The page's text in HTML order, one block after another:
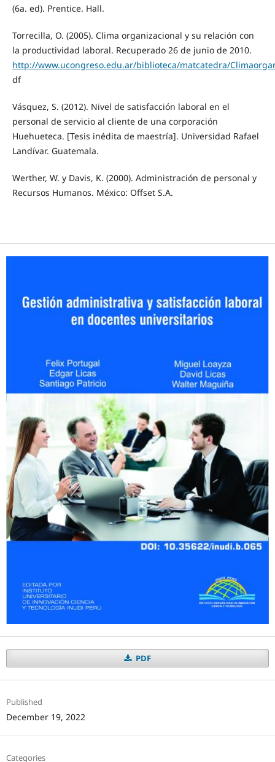
(6a. ed). Prentice. Hall.
Torrecilla, O. (2005). Clima organizacional y su relación con
la productividad laboral. Recuperado 26 de junio de 2010.
http://www.ucongreso.edu.ar/biblioteca/matcatedra/
df
Vásquez, S. (2012). Nivel de satisfacción laboral en el
personal de servicio al cliente de una corporación
Huehueteca. [Tesis inédita de maestría]. Universidad Rafael
Landívar. Guatemala.
Werther, W. y Davis, K. (2000). Administración de personal y
Recursos Humanos. México: Offset S.A.
PDF
Published
December 19, 2022
Categories